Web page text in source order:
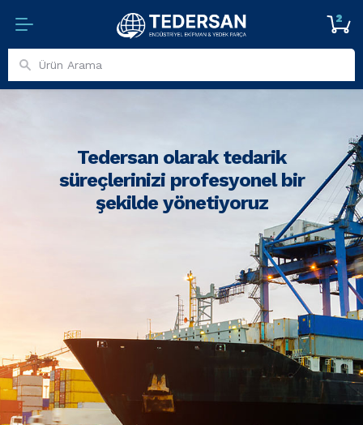
2
Tedersan olarak tedarik
süreçlerinizi profesyonel bir
şekilde yönetiyoruz